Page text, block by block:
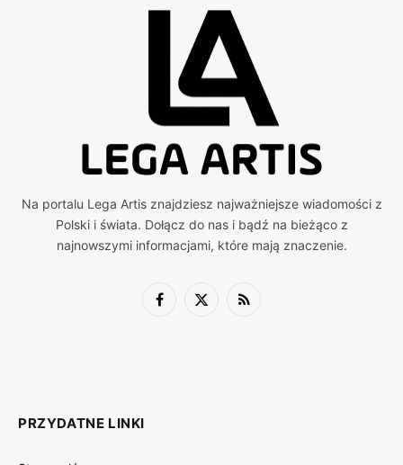
Na portalu Lega Artis znajdziesz najważniejsze wiadomości z
Polski i świata. Dołącz do nas i bądź na bieżąco z
najnowszymi informacjami, które mają znaczenie.
Facebook
X
RSS
PRZYDATNE LINKI